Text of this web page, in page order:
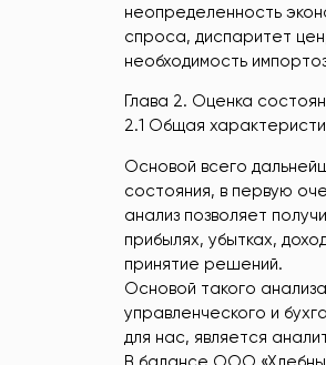
неопределенность
спроса, диспаритет
необходимость
Глава 2. Оценка
2.1 Общая
Основой всего
состояния, в первую
анализ позволяет
прибылях, убытках,
принятие решений.
Основой такого
управленческого и
для нас, является